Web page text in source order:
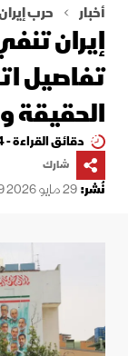
أخبار حرب
إيران
تفاصيل
الحقيقة
دقائق القراءة - 4
شارك
نُشر:29 مايو 2026 18:09